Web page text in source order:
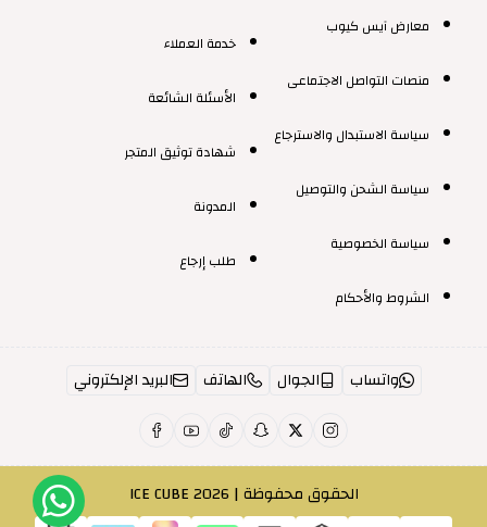
معارض آيس كيوب
منصات التواصل الاجتماعى
سياسة الاستبدال والاسترجاع
سياسة الشحن والتوصيل
سياسة الخصوصية
الشروط والأحكام
خدمة العملاء
الأسئلة الشائعة
شهادة توثيق المتجر
المدونة
طلب إرجاع
واتساب الجوال الهاتف البريد الإلكتروني
الحقوق محفوظة | 2026 ICE CUBE